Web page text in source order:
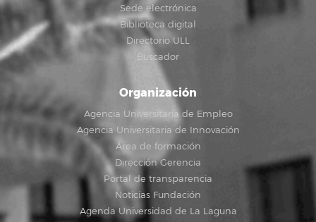
Sede electrónica
Biblioteca digital
Directorio ULL
Buscador
Organización
Agencia Universitaria de Empleo
Agencia Universitaria de Innovación
Área de formación
Dirección Gerencia
Portal de transparencia
Noticias Fundación
Agenda Universidad de La Laguna